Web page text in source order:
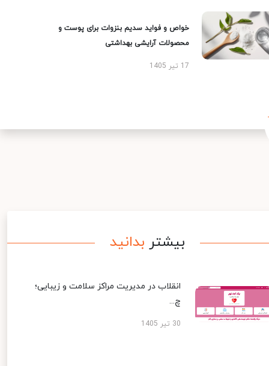
خواص و فواید سدیم بنزوات برای پوست و
محصولات آرایشی بهداشتی
17 تیر 1405
بیشتر بدانید
انقلاب در مدیریت مراکز سلامت و زیبایی؛
چ...
30 تیر 1405